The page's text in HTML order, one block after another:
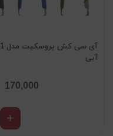
آبی
170,000